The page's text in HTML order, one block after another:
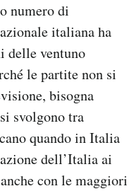
numero di
italiana ha
delle ventuno
le partite non si
bisogna
svolgono tra
quando in Italia
dell’Italia ai
con le maggiori